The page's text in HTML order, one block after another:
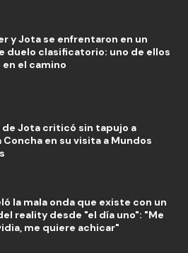
y Jota se enfrentaron en un
duelo clasificatorio: uno de ellos
el camino
de Jota criticó sin tapujo a
Concha en su visita a Mundos
la mala onda que existe con un
reality desde "el día uno": "Me
me quiere achicar"